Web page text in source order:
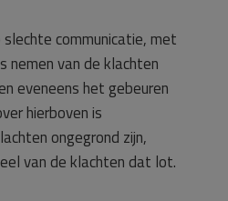
communicatie, met
nemen van de klachten
eveneens het gebeuren
hierboven is
ongegrond zijn,
van de klachten dat lot.